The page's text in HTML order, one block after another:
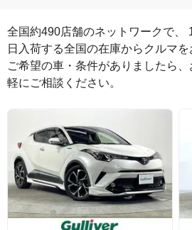
絵文字は投稿時に削除します
Captcha
全国約490店舗のネットワークで、
日入荷する全国の在庫からクルマを
ご希望の車・条件がありましたら
軽にご相談ください。